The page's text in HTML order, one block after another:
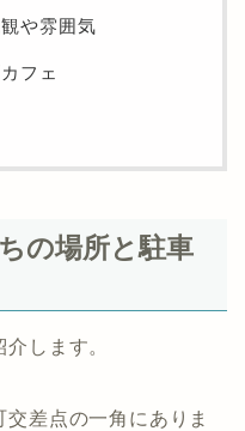
や雰囲気
フェ
の場所と駐車
します。
差点の一角にありま